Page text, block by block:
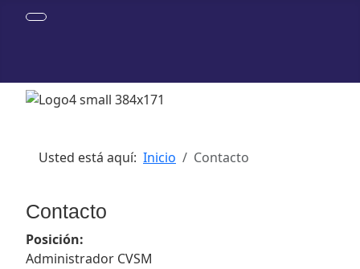
Usted está aquí: Inicio Contacto
Contacto
Posición:
Administrador CVSM